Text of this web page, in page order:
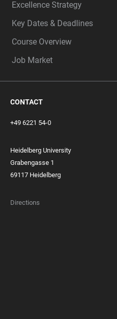
Excellence Strategy
Key Dates & Deadlines
Course Overview
Job Market
CONTACT
+49 6221 54-0
Heidelberg University
Grabengasse 1
69117 Heidelberg
Directions